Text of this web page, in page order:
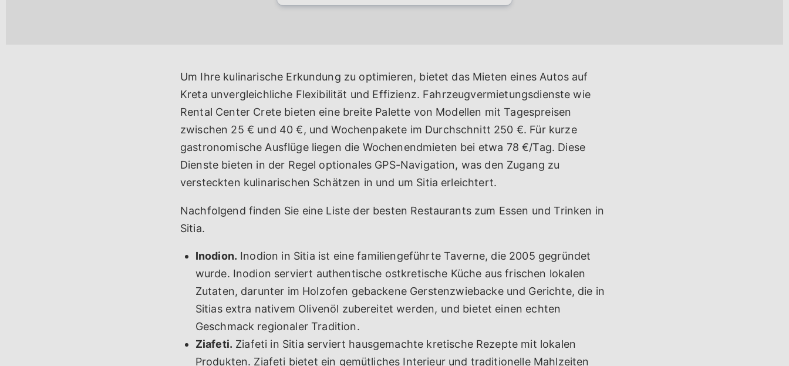
Um Ihre kulinarische Erkundung zu optimieren, bietet das Mieten eines Autos auf
Kreta unvergleichliche Flexibilität und Effizienz. Fahrzeugvermietungsdienste wie
Rental Center Crete bieten eine breite Palette von Modellen mit Tagespreisen
zwischen 25 € und 40 €, und Wochenpakete im Durchschnitt 250 €. Für kurze
gastronomische Ausflüge liegen die Wochenendmieten bei etwa 78 €/Tag. Diese
Dienste bieten in der Regel optionales GPS-Navigation, was den Zugang zu
versteckten kulinarischen Schätzen in und um Sitia erleichtert.
Nachfolgend finden Sie eine Liste der besten Restaurants zum Essen und Trinken in
Sitia.
Inodion. Inodion in Sitia ist eine familiengeführte Taverne, die 2005 gegründet
wurde. Inodion serviert authentische ostkretische Küche aus frischen lokalen
Zutaten, darunter im Holzofen gebackene Gerstenzwiebacke und Gerichte, die in
Sitias extra nativem Olivenöl zubereitet werden, und bietet einen echten
Geschmack regionaler Tradition.
Ziafeti. Ziafeti in Sitia serviert hausgemachte kretische Rezepte mit lokalen
Produkten. Ziafeti bietet ein gemütliches Interieur und traditionelle Mahlzeiten